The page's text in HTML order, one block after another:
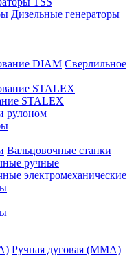
Дизельные генераторы
Сверлильное
STALEX
рулоном
Вальцовочные станки
ручные
электромеханические
Ручная дуговая (MMA)